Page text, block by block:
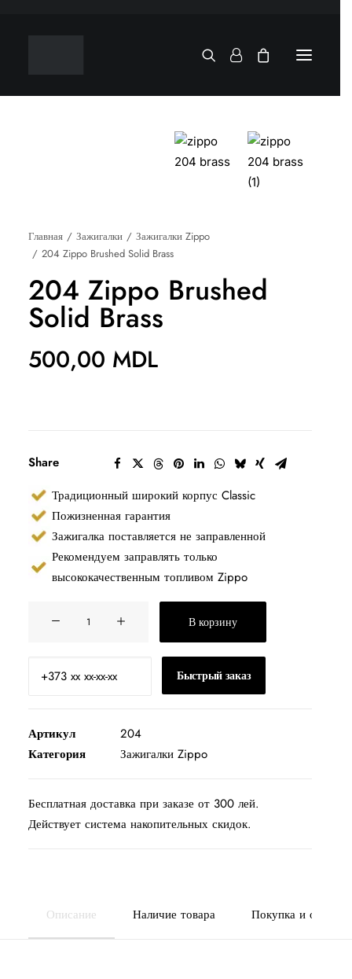
Главная Зажигалки
Зажигалки Zippo
204 Zippo Brushed Solid Brass
204 Zippo Brushed
Solid Brass
500,00 MDL
Share
Традиционный широкий корпус Classic
Пожизненная гарантия
Зажигалка поставляется не заправленной
Рекомендуем заправлять только
высококачественным топливом Zippo
Zippo
Brass
В корзину
Быстрый заказ
Артикул
204
Категория
Зажигалки Zippo
Бесплатная доставка при заказе от 300 лей.
Действует система накопительных скидок.
Описание Наличие товара Покупка и оплата